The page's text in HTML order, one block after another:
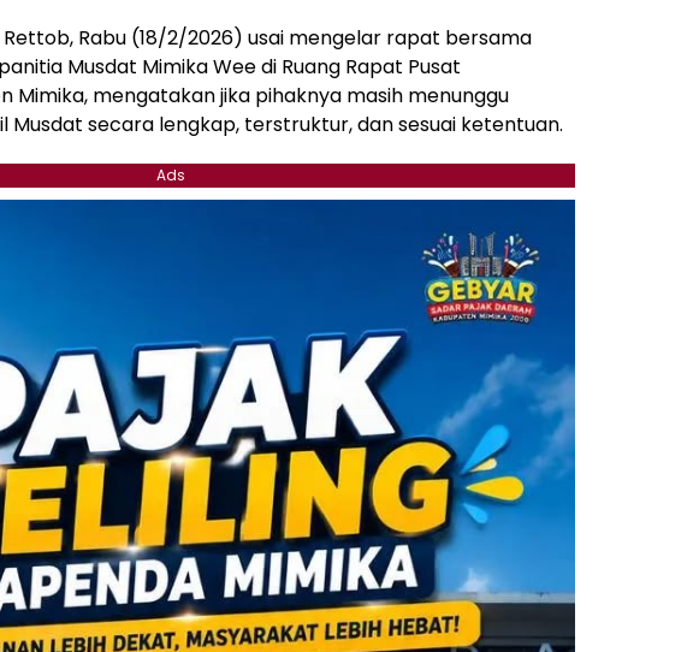
Rettob, Rabu (18/2/2026) usai mengelar rapat bersama
Musdat Mimika Wee di Ruang Rapat Pusat
Mimika, mengatakan jika pihaknya masih menunggu
Musdat secara lengkap, terstruktur, dan sesuai ketentuan.
Ads